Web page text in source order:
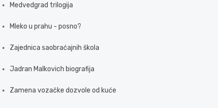
Medvedgrad trilogija
Mleko u prahu - posno?
Zajednica saobraćajnih škola
Jadran Malkovich biografija
Zamena vozačke dozvole od kuće